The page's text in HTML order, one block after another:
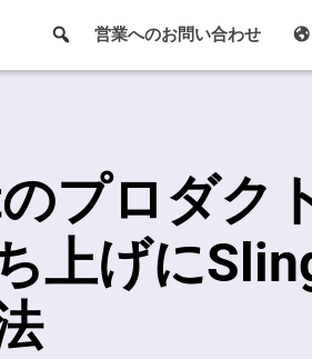
営業へのお問い合わせ
プロダク
上げに